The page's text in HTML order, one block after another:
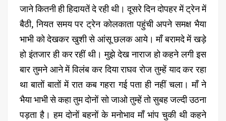
जाने कितनी ही हिदायतें दे रही थी। दूसरे दिन दोपहर में ट्रेन में
बैठी, नियत समय पर ट्रेन कोलकाता पहुंची अपने समक्ष भैया
भाभी को देखकर खुशी से आंसू छलक आये। मॉं बरामदे में खड़े
हो इंतजार ही कर रहीं थी। मुझे देख नाराज हो कहने लगी इस
बार तुमने आने में विलंब कर दिया राघव रोज तुम्हें याद कर रहा
था बातों बातों में रात कब गहरा गई पता ही नहीं चला। मॉं ने
भैया भाभी से कहा तुम दोनों सो जाओ तुम्हें तो सुबह जल्दी उठना
पड़ता है। हम दोनों बहनों के मनोभाव मॉं भांप चुकी थी कहने